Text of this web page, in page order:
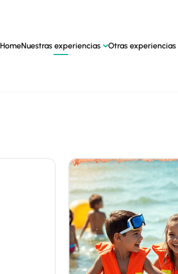
HomeNuestras experiencias Otras experiencias